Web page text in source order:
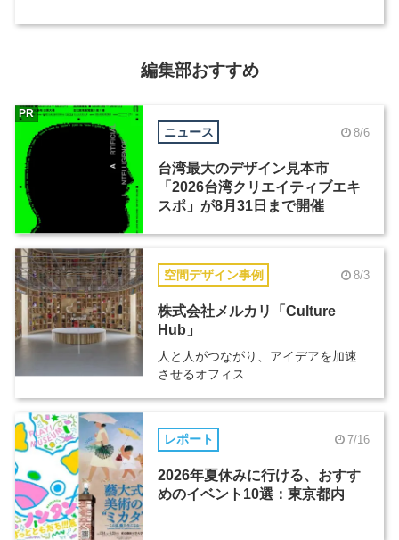
編集部おすすめ
ニュース 8/6
台湾最大のデザイン見本市
「2026台湾クリエイティブエキ
スポ」が8月31日まで開催
PR
空間デザイン事例 8/3
株式会社メルカリ「Culture
Hub」
人と人がつながり、アイデアを加速
させるオフィス
レポート 7/16
2026年夏休みに行ける、おすす
めのイベント10選：東京都内